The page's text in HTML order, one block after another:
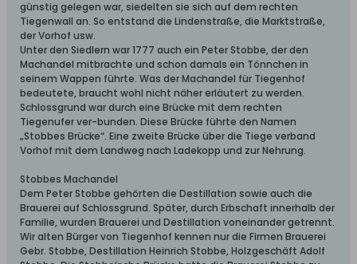
günstig gelegen war, siedelten sie sich auf dem rechten
Tiegenwall an. So entstand die Lindenstraße, die Marktstraße,
der Vorhof usw.
Unter den Siedlern war 1777 auch ein Peter Stobbe, der den
Machandel mitbrachte und schon damals ein Tönnchen in
seinem Wappen führte. Was der Machandel für Tiegenhof
bedeutete, braucht wohl nicht näher erläutert zu werden.
Schlossgrund war durch eine Brücke mit dem rechten
Tiegenufer ver-bunden. Diese Brücke führte den Namen
„Stobbes Brücke“. Eine zweite Brücke über die Tiege verband
Vorhof mit dem Landweg nach Ladekopp und zur Nehrung.
Stobbes Machandel
Dem Peter Stobbe gehörten die Destillation sowie auch die
Brauerei auf Schlossgrund. Später, durch Erbschaft innerhalb der
Familie, wurden Brauerei und Destillation voneinander getrennt.
Wir alten Bürger von Tiegenhof kennen nur die Firmen Brauerei
Gebr. Stobbe, Destillation Heinrich Stobbe, Holzgeschäft Adolf